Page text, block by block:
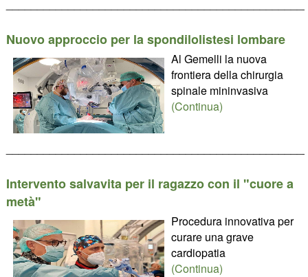
Nuovo approccio per la spondilolistesi lombare
Al Gemelli la nuova
frontiera della chirurgia
spinale mininvasiva
(Continua)
Intervento salvavita per il ragazzo con il "cuore a
metà"
Procedura innovativa per
curare una grave
cardiopatia
(Continua)